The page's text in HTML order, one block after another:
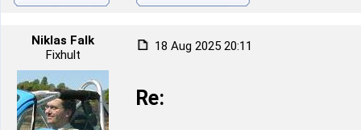
Niklas Falk
Fixhult
18 Aug 2025 20:11
Re: